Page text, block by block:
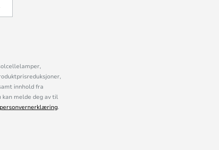
innhold fra
melde deg av til
personvernerklæring.